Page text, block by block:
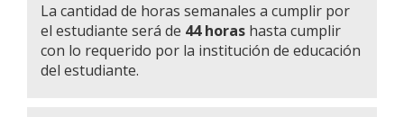
La cantidad de horas semanales a cumplir por
el estudiante será de 44 horas hasta cumplir
con lo requerido por la institución de educación
del estudiante.